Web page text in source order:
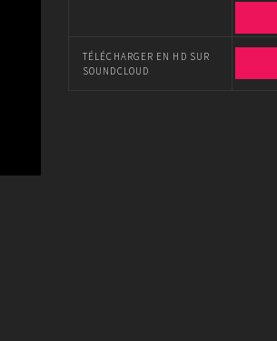
TÉLÉCHARGER EN HD SUR
SOUNDCLOUD